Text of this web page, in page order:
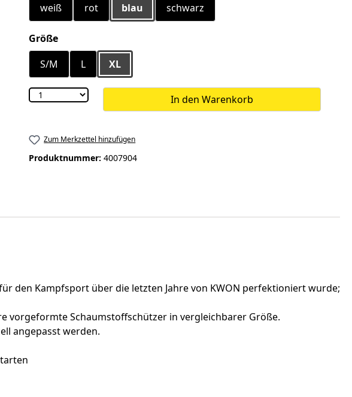
weiß
rot blau schwarz
Größeauswählen
S/M
L XL
In den Warenkorb
Zum Merkzettel hinzufügen
Produktnummer: 4007904
den Kampfsport über die letzten Jahre von KWON perfektioniert wurde;
vorgeformte Schaumstoffschützer in vergleichbarer Größe.
angepasst werden.